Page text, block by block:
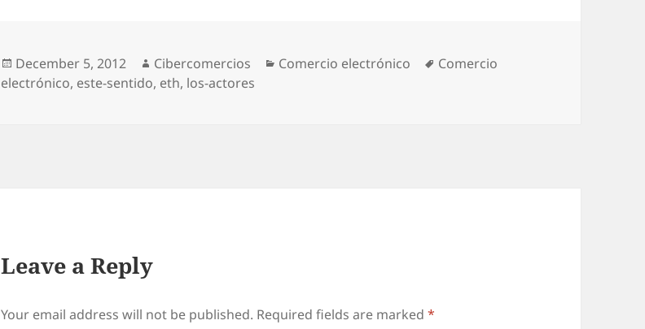
Posted
on
December 5, 2012 Author
Cibercomercios Categories
Comercio electrónico Tags
Comercio
electrónico, este-sentido, eth, los-actores
Leave a Reply
Your email address will not be published. Required fields are marked*